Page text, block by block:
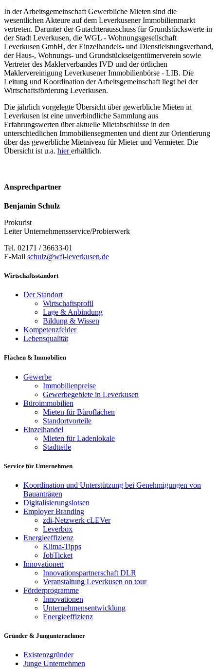
In der Arbeitsgemeinschaft Gewerbliche Mieten sind die
wesentlichen Akteure auf dem Leverkusener Immobilienmarkt
vertreten. Darunter der Gutachterausschuss für Grundstückswerte in
der Stadt Leverkusen, die WGL - Wohnungsgesellschaft
Leverkusen GmbH, der Einzelhandels- und Dienstleistungsverband,
der Haus-, Wohnungs- und Grundstückseigentümerverein sowie
Vertreter des Maklerverbandes IVD und der örtlichen
Maklervereinigung Leverkusener Immobilienbörse - LIB. Die
Leitung und Koordination der Arbeitsgemeinschaft liegt bei der
Wirtschaftsförderung Leverkusen.
Die jährlich vorgelegte Übersicht über gewerbliche Mieten in
Leverkusen ist eine unverbindliche Sammlung aus
Erfahrungswerten über aktuelle Mietabschlüsse in den
unterschiedlichen Immobiliensegmenten und dient zur Orientierung
über das gewerbliche Mietniveau für Mieter und Vermieter. Die
Übersicht ist u.a. hiererhältlich.
Ansprechpartner
Benjamin Schulz
Prokurist
Leiter Unternehmensservice/Probierwerk
Tel. 02171 / 36633-01
E-Mail schulz@wfl-leverkusen.de
Wirtschaftsstandort
Der Standort
Wirtschaftsprofil
Lage & Anbindung
Bildung & Wissen
Kompetenzfelder
Lebensqualität
Flächen & Immobilien
Gewerbe
Immobilienpreise
Gewerbegebiete in Leverkusen
Büroimmobilien
Mieten für Büroflächen
Standortvorteile
Einzelhandel
Mieten für Ladenlokale
Stadtteile
Service für Unternehmen
Koordination und Unterstützung bei Genehmigungen von
Bauanträgen
Digitalisierungslotsen
Employer Branding
zdi-Netzwerk cLEVer
Leverbox
Energieeffizienz
Klima-Tipps
JobTicket
Innovationen
Innovationspartnerschaft DLR
Veranstaltung Leverkusen on tour
Förderprogramme
Innovationen
Unternehmensentwicklung
Energieeffizienz
Gründer & Jungunternehmer
Existenzgründer
Junge Unternehmen